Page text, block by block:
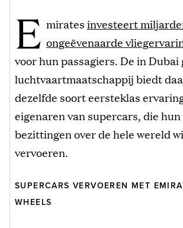
E miratesinvesteert
ongeëvenaarde
voor hun passagiers. De in Dubai
luchtvaartmaatschappij biedt
dezelfde soort eersteklas
eigenaren van supercars, die
bezittingen over de hele wereld
vervoeren.
SUPERCARS VERVOEREN MET
WHEELS